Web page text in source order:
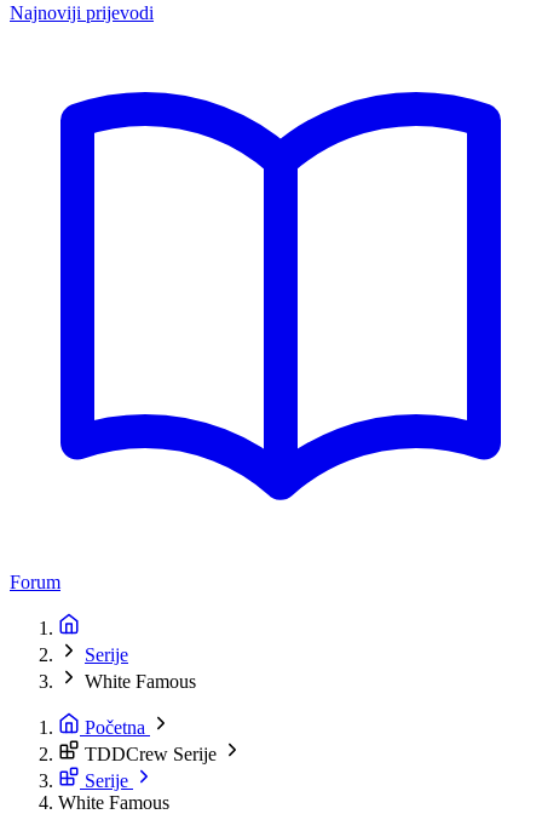
Najnoviji prijevodi
Forum
Serije
White Famous
Početna
TDDCrew Serije
Serije
White Famous